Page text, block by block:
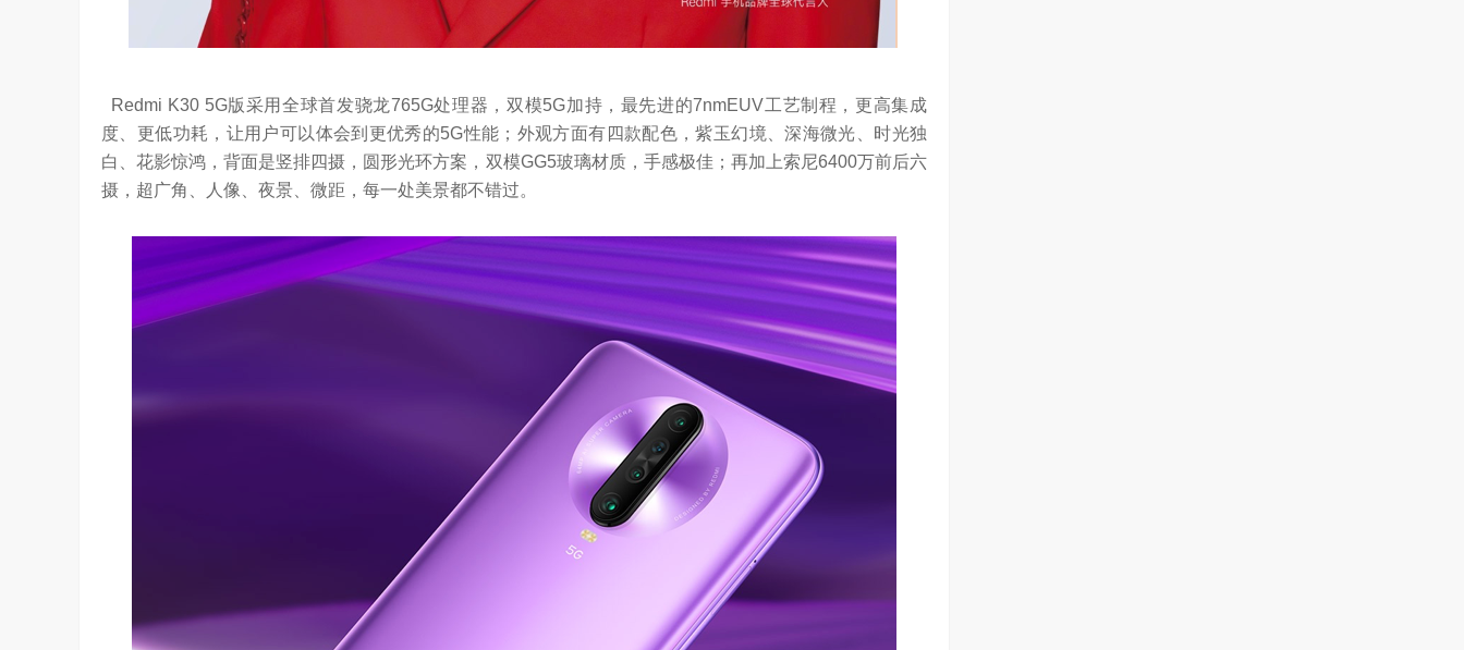
Redmi K30 5G版采用全球首发骁龙765G处理器，双模5G加持，最先进的7nmEUV工艺制程，更高集成
度、更低功耗，让用户可以体会到更优秀的5G性能；外观方面有四款配色，紫玉幻境、深海微光、时光独
白、花影惊鸿，背面是竖排四摄，圆形光环方案，双模GG5玻璃材质，手感极佳；再加上索尼6400万前后六
摄，超广角、人像、夜景、微距，每一处美景都不错过。